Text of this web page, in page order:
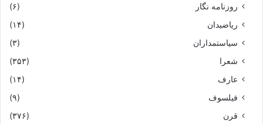
روزنامه نگار
(۶)
ریاضیدان
(۱۴)
سیاستمداران
(۳)
شعرا
(۳۵۳)
عارف
(۱۴)
فیلسوف
(۹)
قرن
(۳۷۶)